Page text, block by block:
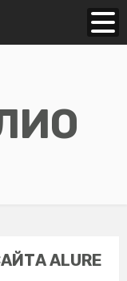
ALURE